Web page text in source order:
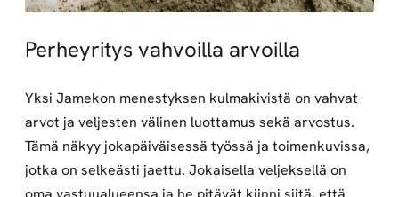
Perheyritys vahvoilla arvoilla
Yksi Jamekon menestyksen kulmakivistä on vahvat
arvot ja veljesten välinen luottamus sekä arvostus.
Tämä näkyy jokapäiväisessä työssä ja toimenkuvissa,
jotka on selkeästi jaettu. Jokaisella veljeksellä on